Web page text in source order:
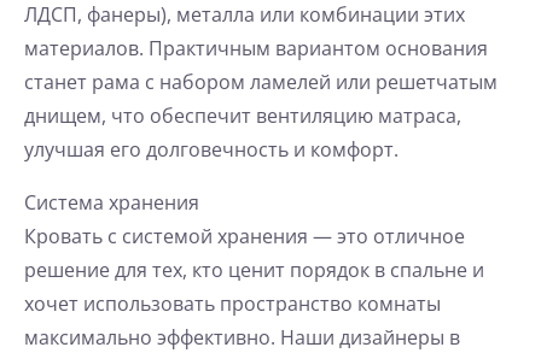
ЛДСП, фанеры), металла или комбинации этих
материалов. Практичным вариантом основания
станет рама с набором ламелей или решетчатым
днищем, что обеспечит вентиляцию матраса,
улучшая его долговечность и комфорт.
Система хранения
Кровать с системой хранения — это отличное
решение для тех, кто ценит порядок в спальне и
хочет использовать пространство комнаты
максимально эффективно. Наши дизайнеры в